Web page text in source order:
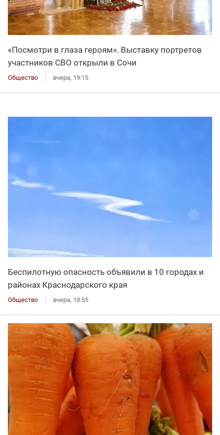
«Посмотри в глаза героям». Выставку портретов
участников СВО открыли в Сочи
Общество вчера, 19:15
Беспилотную опасность объявили в 10 городах и
районах Краснодарского края
Общество вчера, 18:55